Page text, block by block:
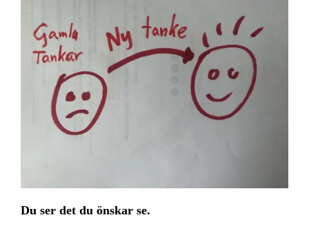
Du ser det du önskar se.